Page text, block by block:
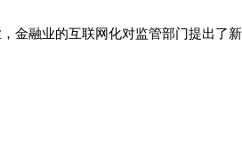
金融业的互联网化对监管部门提出了